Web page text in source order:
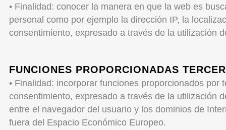
• Finalidad: conocer la manera en que la web es
personal como por ejemplo la dirección IP, la
consentimiento, expresado a través de la utilización
FUNCIONES PROPORCIONADAS
• Finalidad: incorporar funciones proporcionados
consentimiento, expresado a través de la utilización
entre el navegador del usuario y los dominios de
fuera del Espacio Económico Europeo.